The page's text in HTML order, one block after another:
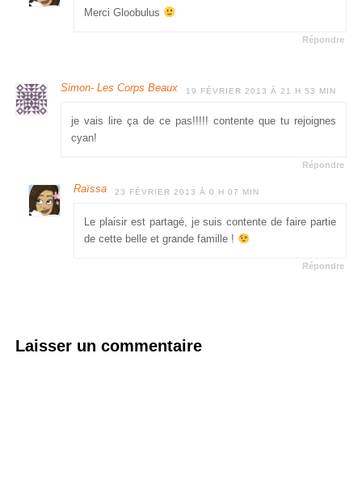
Merci Gloobulus
Répondre
Simon- Les Corps Beaux 19 FÉVRIER 2013 À 21 H 53 MIN
je vais lire ça de ce pas!!!!! contente que tu rejoignes
cyan!
Répondre
Raïssa 23 FÉVRIER 2013 À 0 H 07 MIN
Le plaisir est partagé, je suis contente de faire partie
de cette belle et grande famille !
Répondre
Laisser un commentaire